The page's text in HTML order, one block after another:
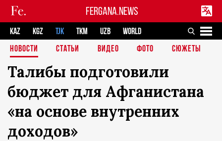
FERGANA.NEWS
KAZ KGZ TJK TKM UZB
WORLD
НОВОСТИ
СТАТЬИ ВИДЕО ФОТО СЮЖЕТЫ
Талибы подготовили
бюджет для Афганистана
«на основе внутренних
доходов»